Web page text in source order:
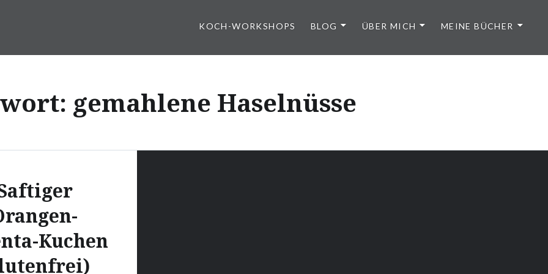
KOCH-WORKSHOPS BLOG ÜBER MICH MEINE BÜCHER
gemahlene Haselnüsse
Kuchen